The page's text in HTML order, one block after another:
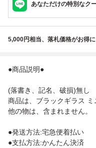
あなただけの特別なク
5,000円相当、落札価格がお得に
●商品説明●
(落書き、記名、破損)無し
商品は、ブラックギラス ミ
他の物は、含まれません。
●発送方法:宅急便着払い
●支払方法:かんたん決済